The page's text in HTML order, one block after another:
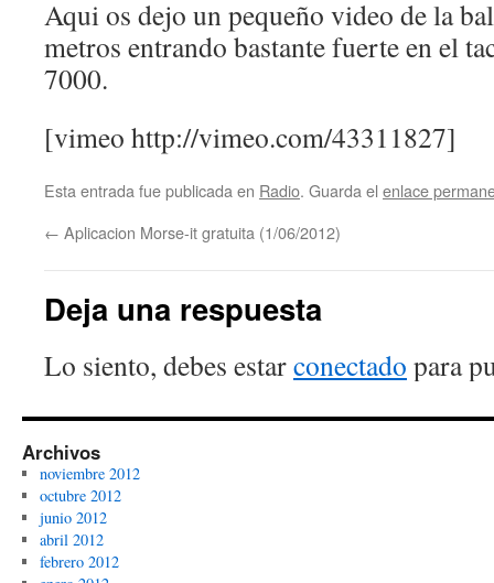
Aqui os dejo un pequeño video de la
metros entrando bastante fuerte en el
7000.
[vimeo http://vimeo.com/43311827]
Esta entrada fue publicada en Radio. Guarda el enlace
← Aplicacion Morse-it gratuita (1/06/2012)
Deja una respuesta
Lo siento, debes estarconectado para
Archivos
noviembre 2012
octubre 2012
junio 2012
abril 2012
febrero 2012